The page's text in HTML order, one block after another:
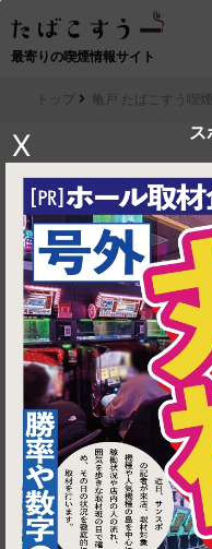
最寄りの喫煙情報サイト
ス
X
トップ 亀戸 たばこすう喫
▶ ルートを見る
亀戸 たばこすう喫煙所│個